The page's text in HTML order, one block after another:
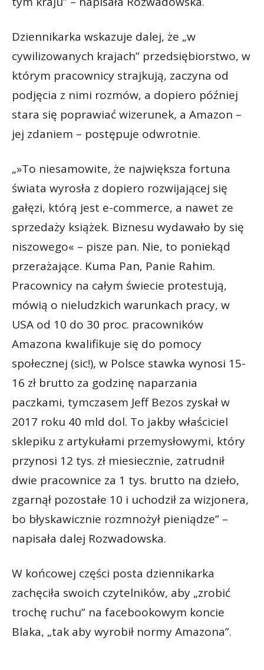
Dziennikarka wskazuje dalej, że „w
cywilizowanych krajach” przedsiębiorstwo, w
którym pracownicy strajkują, zaczyna od
podjęcia z nimi rozmów, a dopiero później
stara się poprawiać wizerunek, a Amazon –
jej zdaniem – postępuje odwrotnie.
„»To niesamowite, że największa fortuna
świata wyrosła z dopiero rozwijającej się
gałęzi, którą jest e-commerce, a nawet ze
sprzedaży książek. Biznesu wydawało by się
niszowego« – pisze pan. Nie, to poniekąd
przerażające. Kuma Pan, Panie Rahim.
Pracownicy na całym świecie protestują,
mówią o nieludzkich warunkach pracy, w
USA od 10 do 30 proc. pracowników
Amazona kwalifikuje się do pomocy
społecznej (sic!), w Polsce stawka wynosi 15-
16 zł brutto za godzinę naparzania
paczkami, tymczasem Jeff Bezos zyskał w
2017 roku 40 mld dol. To jakby właściciel
sklepiku z artykułami przemysłowymi, który
przynosi 12 tys. zł miesiecznie, zatrudnił
dwie pracownice za 1 tys. brutto na dzieło,
zgarnął pozostałe 10 i uchodził za wizjonera,
bo błyskawicznie rozmnożył pieniądze” –
napisała dalej Rozwadowska.
W końcowej części posta dziennikarka
zachęciła swoich czytelników, aby „zrobić
trochę ruchu” na facebookowym koncie
Blaka, „tak aby wyrobił normy Amazona”.